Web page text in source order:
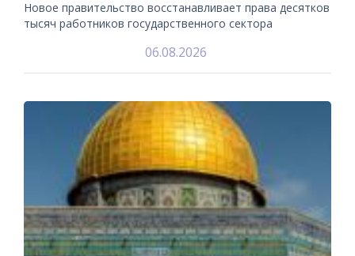
Новое правительство восстанавливает права десятков
тысяч работников государственного сектора
06.08.2026